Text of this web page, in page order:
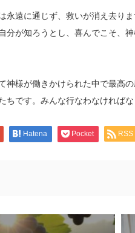
永遠に通じず、救いが消え去り
分が知ろうとし、喜んでこそ、
神様が働きかけられた中で最高
ちです。みんな行なわなければな
Hatena Pocket RSS